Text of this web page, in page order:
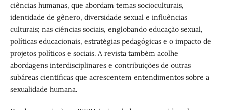
ciências humanas, que abordam temas socioculturais,
identidade de gênero, diversidade sexual e influências
culturais; nas ciências sociais, englobando educação sexual,
políticas educacionais, estratégias pedagógicas e o impacto de
projetos políticos e sociais. A revista também acolhe
abordagens interdisciplinares e contribuições de outras
subáreas científicas que acrescentem entendimentos sobre a
sexualidade humana.